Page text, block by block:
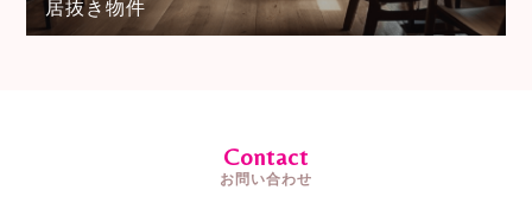
居抜き物件
Contact
お問い合わせ